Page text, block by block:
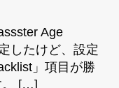
Age
したけど、設定
」項目が勝
。 […]